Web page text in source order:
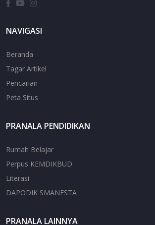
NAVIGASI
Beranda
Tagar Artikel
Pencarian
Peta Situs
PRANALA PENDIDIKAN
Rumah Belajar
Perpus KEMDIKBUD
Literasi
DAPODIK SMANESTA
PRANALA LAINNYA